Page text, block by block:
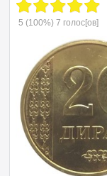
5 (100%) 7 голос[ов]